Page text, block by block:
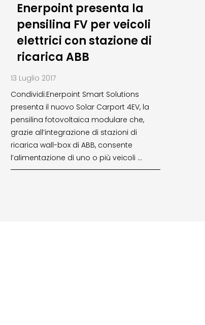
Enerpoint presenta la
pensilina FV per veicoli
elettrici con stazione di
ricarica ABB
13 Luglio 2017
Condividi:Enerpoint Smart Solutions
presenta il nuovo Solar Carport 4EV, la
pensilina fotovoltaica modulare che,
grazie all’integrazione di stazioni di
ricarica wall-box di ABB, consente
l’alimentazione di uno o più veicoli …